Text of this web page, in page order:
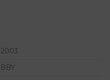
2003
BBY